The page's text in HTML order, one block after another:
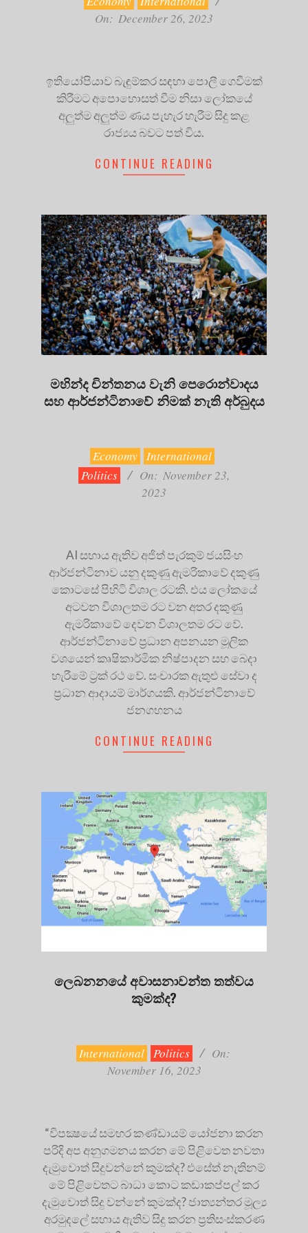
On: December 26, 2023
ඉතියෝපියාව බැඳුම්කර සඳහා පොලී ගෙවීමක්
කිරීමට අපොහොසත් වීම නිසා ලෝකයේ
අලුත්ම අලුත්ම ණය පැහැර හැරීම සිදු කළ
රාජ්‍යය බවට පත් විය.
CONTINUE READING
මහින්ද චින්තනය වැනි පෙරොන්වාදය
සහ ආර්ජන්ටිනාවේ නිමක් නැති අර්බුදය
Economy International
Politics
On: November 23,
2023
AI සහාය ඇතිව අජිත් පැරකුම් ජයසිංහ
ආර්ජන්ටිනාව යනු දකුණු ඇමරිකාවේ දකුණු
කොටසේ පිහිටි විශාල රටකි. එය ලෝකයේ
අටවන විශාලතම රට වන අතර දකුණු
ඇමරිකාවේ දෙවන විශාලතම රට වේ.
ආර්ජන්ටිනාවේ ප්‍රධාන අපනයන මූලික
වශයෙන් කෘෂිකාර්මික නිෂ්පාදන සහ බෙදා
හැරීමේ ට්‍රක් රථ වේ. සංචාරක ඇතුළු සේවා ද
ප්‍රධාන ආදායම් මාර්ගයකි. ආර්ජන්ටිනාවේ
ජනගහනය
CONTINUE READING
ලෙබනනයේ අවාසනාවන්ත තත්වය
කුමක්ද?
International Politics
On:
November 16, 2023
“විපක්‍ෂයේ සමහර කණ්ඩායම් යෝජනා කරන
පරිදි අප අනුගමනය කරන මේ පිළිවෙත නවතා
දැමුවොත් සිදුවන්නේ කුමක්ද? එසේත් නැතිනම්
මේ පිළිවෙතට බාධා කොට කඩාකප්පල් කර
දැමුවොත් සිදු වන්නේ කුමක්ද? ජාත්‍යන්තර මූල්‍ය
අරමුදලේ සහාය ඇතිව සිදු කරන ප්‍රතිසංස්කරණ